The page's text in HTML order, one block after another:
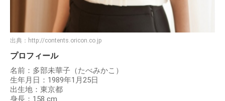
出典： http://contents.oricon.co.jp
プロフィール
名前：多部未華子（たべみかこ）
生年月日：1989年1月25日
出生地：東京都
身長：158 cm